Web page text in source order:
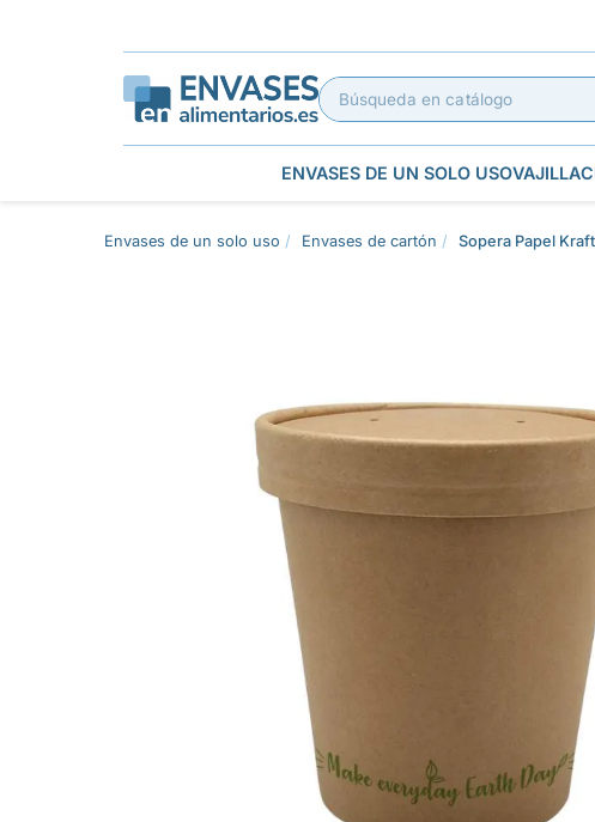
ENVASES DE UN SOLO USOVAJILLA
Envases de un solo uso Envases de cartón Sopera Papel